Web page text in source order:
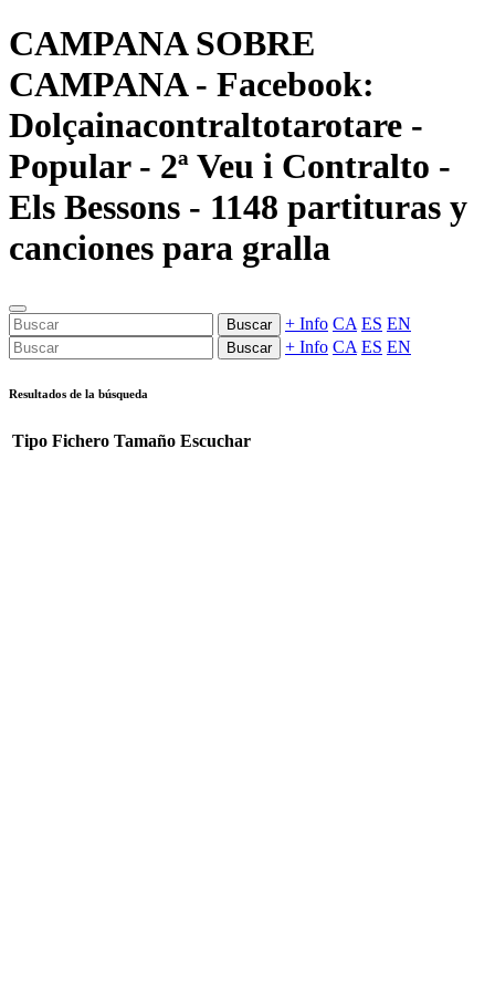
CAMPANA SOBRE
CAMPANA - Facebook:
Dolçainacontraltotarotare -
Popular - 2ª Veu i Contralto -
Els Bessons - 1148 partituras y
canciones para gralla
Buscar + Info CA ES EN
Buscar + Info CA ES EN
Resultados de la búsqueda
Tipo Fichero Tamaño Escuchar